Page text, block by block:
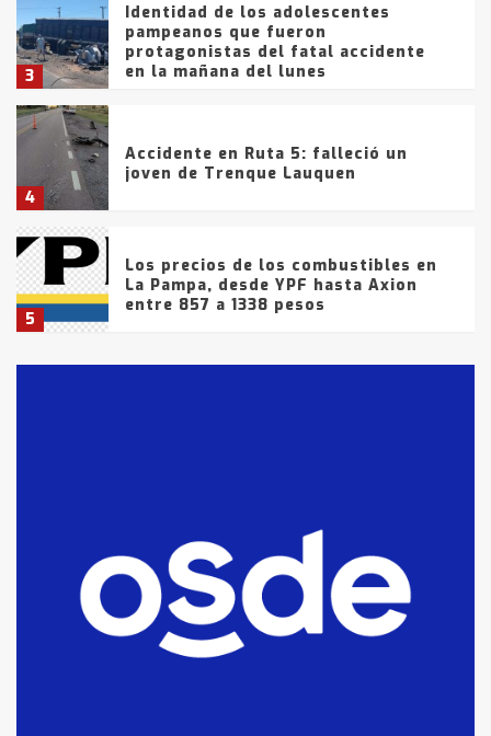
3
Identidad de los adolescentes
pampeanos que fueron
protagonistas del fatal accidente
en la mañana del lunes
4
Accidente en Ruta 5: falleció un
joven de Trenque Lauquen
5
Los precios de los combustibles en
La Pampa, desde YPF hasta Axion
entre 857 a 1338 pesos
fueron detenidos por
comercialización de drogas en la
tarde del sábado
T.Lauquen: se vendió el edificio de
lo que fue la planta Industrial del